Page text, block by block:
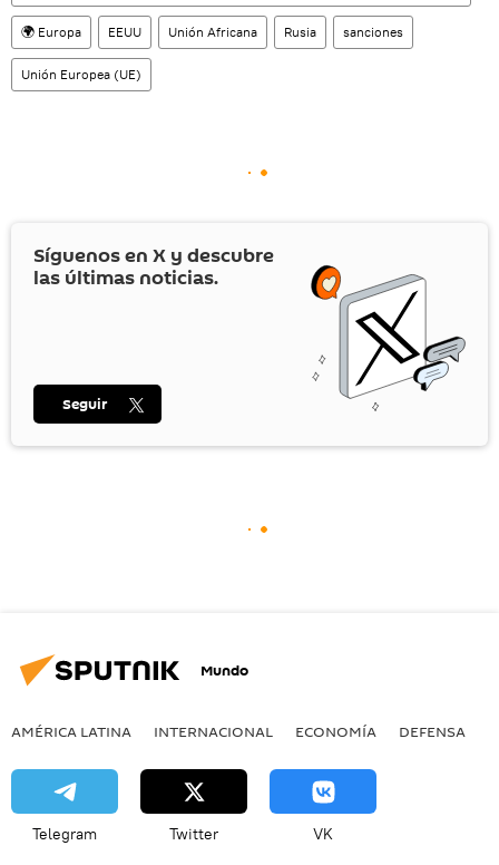
🌍 Europa EEUU Unión Africana Rusia sanciones
Unión Europea (UE)
Síguenos en X y descubre
las últimas noticias.
Seguir
Mundo
AMÉRICA LATINA INTERNACIONAL ECONOMÍA DEFENSA
Telegram Twitter VK